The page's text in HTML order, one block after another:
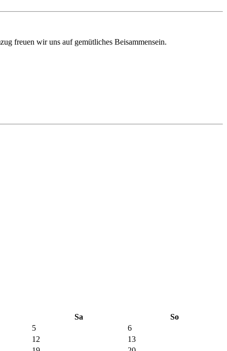
freuen wir uns auf gemütliches Beisammensein.
Sa
So
5
6
12
13